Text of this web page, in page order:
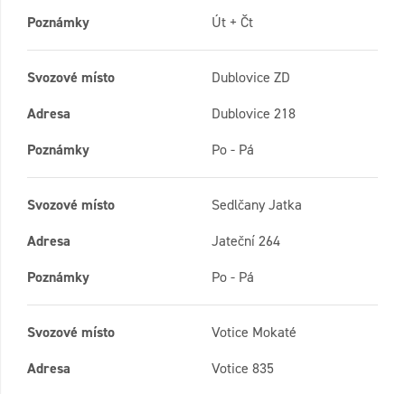
Poznámky
Út + Čt
Svozové místo
Dublovice ZD
Adresa
Dublovice 218
Poznámky
Po - Pá
Svozové místo
Sedlčany Jatka
Adresa
Jateční 264
Poznámky
Po - Pá
Svozové místo
Votice Mokaté
Adresa
Votice 835